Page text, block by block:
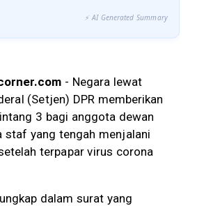
⚡ AI Generated Summary
- Negara lewat
(Setjen) DPR memberikan
3 bagi anggota dewan
staf yang tengah menjalani
terpapar virus corona
dalam surat yang